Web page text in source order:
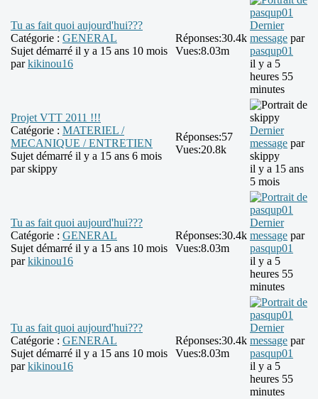
Tu as fait quoi aujourd'hui???
Catégorie : GENERAL
Sujet démarré il y a 15 ans 10 mois
parkikinou16
Réponses:30.4k
Vues:8.03m
Dernier
message par
pasqup01
il y a 5
heures 55
minutes
Projet VTT 2011 !!!
Catégorie : MATERIEL /
MECANIQUE / ENTRETIEN
Sujet démarré il y a 15 ans 6 mois
parskippy
Réponses:57
Vues:20.8k
Dernier
message par
skippy
il y a 15 ans
5 mois
Tu as fait quoi aujourd'hui???
Catégorie : GENERAL
Sujet démarré il y a 15 ans 10 mois
parkikinou16
Réponses:30.4k
Vues:8.03m
Dernier
message par
pasqup01
il y a 5
heures 55
minutes
Tu as fait quoi aujourd'hui???
Catégorie : GENERAL
Sujet démarré il y a 15 ans 10 mois
parkikinou16
Réponses:30.4k
Vues:8.03m
Dernier
message par
pasqup01
il y a 5
heures 55
minutes